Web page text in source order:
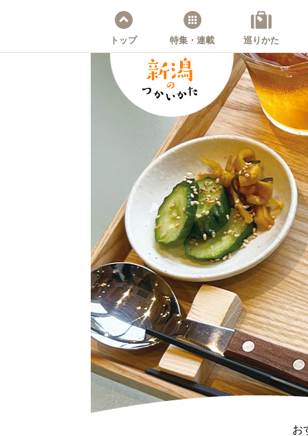
トップ 特集・連載 巡りかた
お